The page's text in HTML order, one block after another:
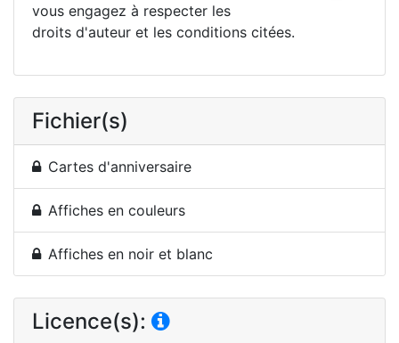
vous engagez à respecter les
droits d'auteur et les conditions citées.
Fichier(s)
Cartes d'anniversaire
Affiches en couleurs
Affiches en noir et blanc
Licence(s):